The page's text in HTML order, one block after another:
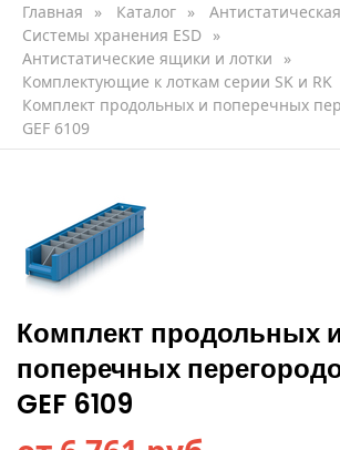
Главная » Каталог »
Системы хранения ESD »
Антистатические ящики и лотки
»
Комплектующие к лоткам серии SK и RK
Комплект продольных и поперечных
GEF 6109
Комплект продольных
поперечных
GEF 6109